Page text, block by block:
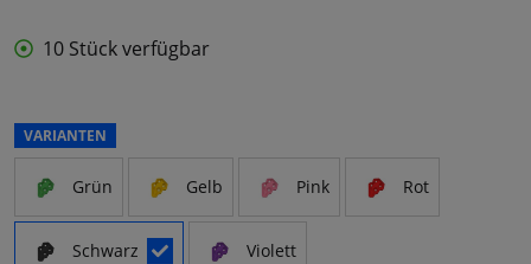
10 Stück verfügbar
VARIANTEN
Grün Gelb Pink Rot
Schwarz Violett